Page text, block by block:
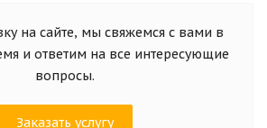
на сайте, мы свяжемся с вами в
и ответим на все интересующие
вопросы.
Заказать услугу